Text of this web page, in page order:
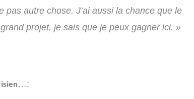
pas autre chose. J’ai aussi la chance que le
projet, je sais que je peux gagner ici. »
…: